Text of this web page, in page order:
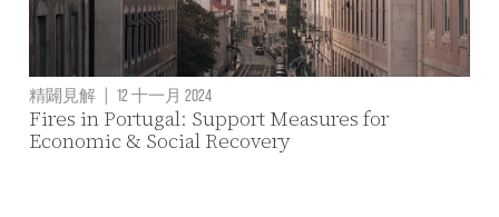
精闢見解 | 12 十一月 2024
Fires in Portugal: Support Measures for
Economic & Social Recovery